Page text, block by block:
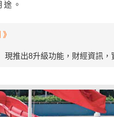
。
現推出8升級功能，財經資訊，